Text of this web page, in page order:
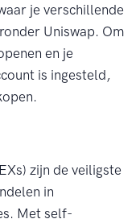
je verschillende
Uniswap. Om
en je
is ingesteld,
zijn de veiligste
in
Met self-